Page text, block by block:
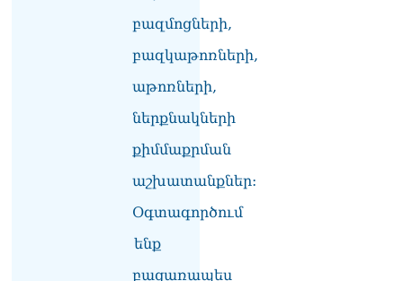
բազմոցների,
բազկաթոռների,
աթոռների,
ներքնակների
քիմմաքրման
աշխատանքներ:
Օգտագործում
ենք
բացառապես
համար. Մխիթարյանը նշել
է կարիերայի գլխավոր
երազանքի մասին
08.08.2026
դարձնելու համար
անհրաժեշտություն է
«Լեռնային Ղարաբաղի
հայերի վերադարձի»
խոսույթը չշարունակելը.